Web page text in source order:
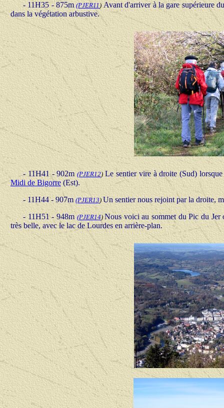
- 11H35 - 875m(PJER11) Avant d'arriver à la gare supérieure
dans la végétation arbustive.
- 11H41 - 902m(PJER12)Le sentier vire à droite (Sud)
Midi de Bigorre (Est).
- 11H44 - 907m (PJER13)Un sentier nous rejoint par la droite,
- 11H51 - 948m(PJER14)Nous voici au sommet du Pic du Jer
très belle, avec le lac de Lourdes en arrière-plan.